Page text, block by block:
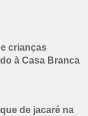
crianças
à Casa Branca
de jacaré na